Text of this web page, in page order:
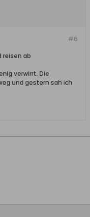
#6
reisen ab
verwirrt. Die
und gestern sah ich